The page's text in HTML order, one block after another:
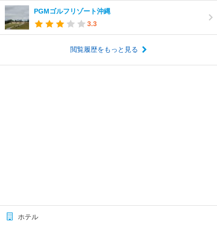
PGMゴルフリゾート沖縄
3.3
閲覧履歴をもっと見る
ホテル